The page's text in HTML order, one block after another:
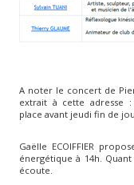
A noter le concert de
extrait à cette adresse :
place avant jeudi fin de
Gaëlle ECOIFFIER
énergétique à 14h.
écoute.